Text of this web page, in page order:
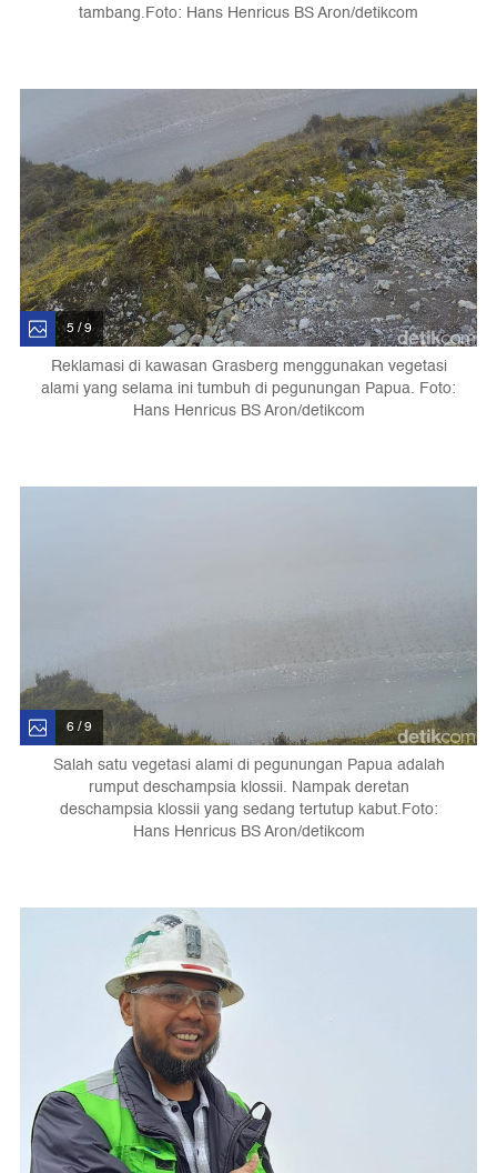
tambang.Foto: Hans Henricus BS Aron/detikcom
5 / 9
Reklamasi di kawasan Grasberg menggunakan vegetasi
alami yang selama ini tumbuh di pegunungan Papua. Foto:
Hans Henricus BS Aron/detikcom
6 / 9
Salah satu vegetasi alami di pegunungan Papua adalah
rumput deschampsia klossii. Nampak deretan
deschampsia klossii yang sedang tertutup kabut.Foto:
Hans Henricus BS Aron/detikcom